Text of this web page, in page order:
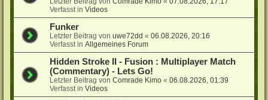
Verfasst inVideos
Funker
Letzter Beitrag vonuwe72dd «06.08.2026, 20:16
Verfasst inAllgemeines Forum
Hidden Stroke II - Fusion : Multiplayer Match
(Commentary) - Lets Go!
Letzter Beitrag vonComrade Kimo «06.08.2026, 01:39
Verfasst inVideos